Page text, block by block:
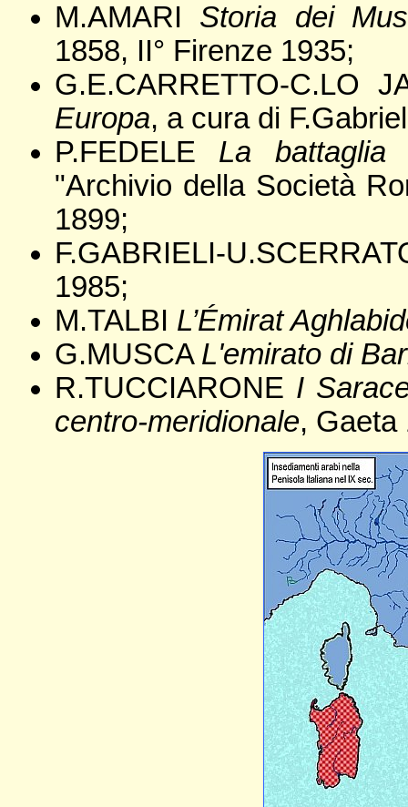
M.AMARI Storia dei
1858, II° Firenze 1935;
G.E.CARRETTO-C.LO
Europa, a cura di
P.FEDELE La battaglia
"Archivio della Società
1899;
F.GABRIELI-
1985;
M.TALBI L’Émirat
G.MUSCA L'emirato di
R.TUCCIARONE I
centro-meridionale, Gaeta